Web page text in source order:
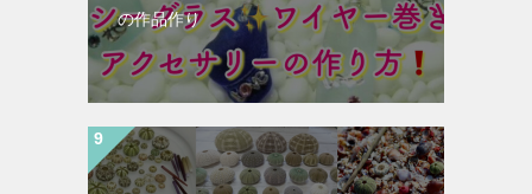
の作品作り